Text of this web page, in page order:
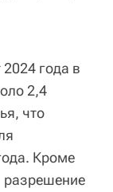
года в
2,4
что
Кроме
разрешение